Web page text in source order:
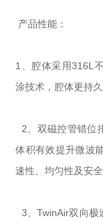
产品性能：
1、腔体采用316L
涂技术，腔体更持
2、双磁控管错位
体积有效提升微波
速性、均匀性及安
3、TwinAir双向极